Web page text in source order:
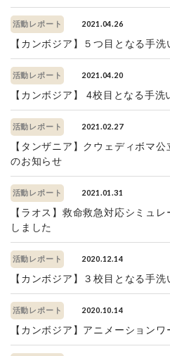
活動レポート 2021.04.26
【カンボジア】５つ目となる手
活動レポート 2021.04.20
【カンボジア】 4校目となる手
活動レポート 2021.02.27
【タンザニア】クウェディボマ
のお知らせ
活動レポート 2021.01.31
【ラオス】救命救急対応シミュ
しました
活動レポート 2020.12.14
【カンボジア】３校目となる手
活動レポート 2020.10.14
【カンボジア】アニメーション